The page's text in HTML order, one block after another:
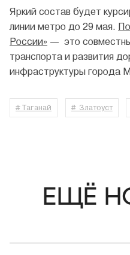
Яркий состав будет
линии метро до 29 мая.
России» — это
транспорта и развития
инфраструктуры города
# Таганай # Златоуст
ЕЩЁ